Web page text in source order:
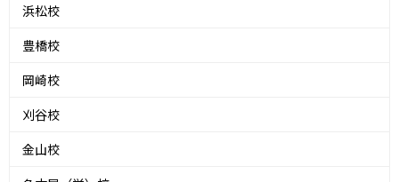
浜松校
豊橋校
岡崎校
刈谷校
金山校